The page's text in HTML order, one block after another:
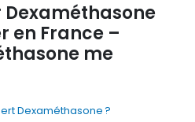
en France –
me
Dexaméthasone ?